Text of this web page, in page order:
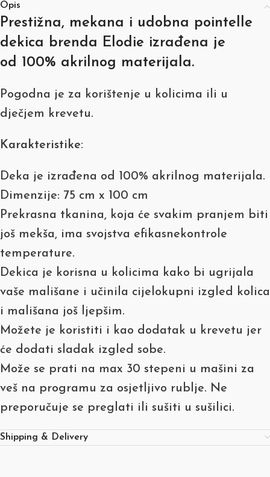
Opis
Prestižna, mekana i udobna pointelle
dekica brenda Elodie izrađena je
od 100% akrilnog materijala.
Pogodna je za korištenje u kolicima ili u
dječjem krevetu.
Karakteristike:
Deka je izrađena od 100% akrilnog materijala.
Dimenzije: 75 cm x 100 cm
Prekrasna tkanina, koja će svakim pranjem biti
još mekša, ima svojstva efikasnekontrole
temperature.
Dekica je korisna u kolicima kako bi ugrijala
vaše mališane i učinila cijelokupni izgled kolica
i mališana još ljepšim.
Možete je koristiti i kao dodatak u krevetu jer
će dodati sladak izgled sobe.
Može se prati na max 30 stepeni u mašini za
veš na programu za osjetljivo rublje. Ne
preporučuje se preglati ili sušiti u sušilici.
Shipping & Delivery